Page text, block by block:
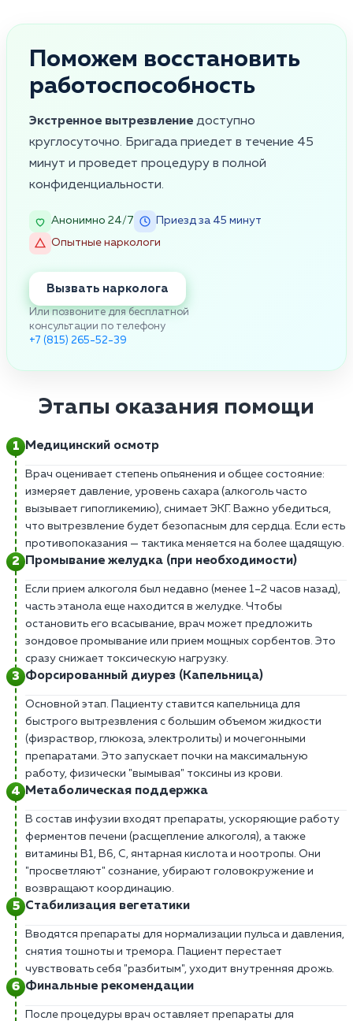
Поможем восстановить
работоспособность
Экстренное вытрезвление доступно
круглосуточно. Бригада приедет в течение 45
минут и проведет процедуру в полной
конфиденциальности.
Анонимно 24/7
Приезд за 45 минут
Опытные наркологи
Вызвать нарколога
Или позвоните для бесплатной
консультации по телефону
+7 (815) 265-52-39
Этапы оказания помощи
Медицинский осмотр
Врач оценивает степень опьянения и общее состояние:
измеряет давление, уровень сахара (алкоголь часто
вызывает гипогликемию), снимает ЭКГ. Важно убедиться,
что вытрезвление будет безопасным для сердца. Если есть
противопоказания — тактика меняется на более щадящую.
Промывание желудка (при необходимости)
Если прием алкоголя был недавно (менее 1–2 часов назад),
часть этанола еще находится в желудке. Чтобы
остановить его всасывание, врач может предложить
зондовое промывание или прием мощных сорбентов. Это
сразу снижает токсическую нагрузку.
Форсированный диурез (Капельница)
Основной этап. Пациенту ставится капельница для
быстрого вытрезвления с большим объемом жидкости
(физраствор, глюкоза, электролиты) и мочегонными
препаратами. Это запускает почки на максимальную
работу, физически "вымывая" токсины из крови.
Метаболическая поддержка
В состав инфузии входят препараты, ускоряющие работу
ферментов печени (расщепление алкоголя), а также
витамины В1, В6, С, янтарная кислота и ноотропы. Они
"просветляют" сознание, убирают головокружение и
возвращают координацию.
Стабилизация вегетатики
Вводятся препараты для нормализации пульса и давления,
снятия тошноты и тремора. Пациент перестает
чувствовать себя "разбитым", уходит внутренняя дрожь.
Финальные рекомендации
После процедуры врач оставляет препараты для